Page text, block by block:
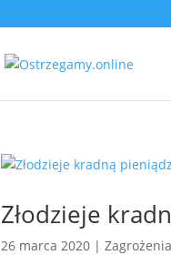
Złodzieje
26 marca 2020 |